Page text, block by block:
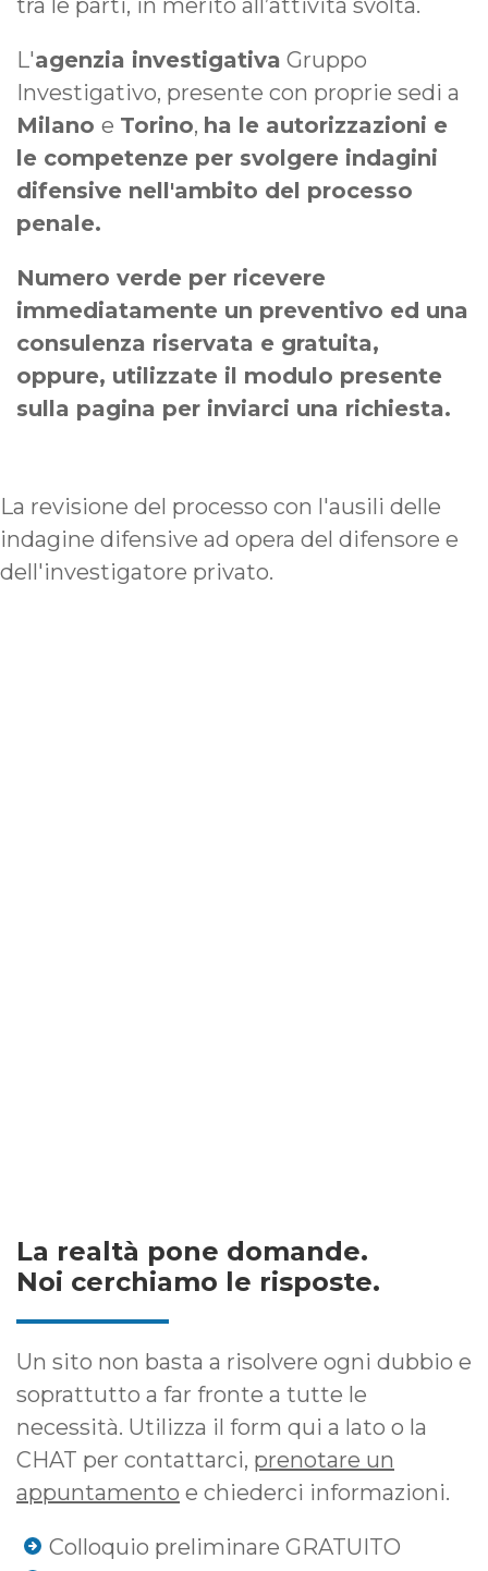
tra le parti, in merito all’attività svolta.
L'agenzia investigativa Gruppo
Investigativo, presente con proprie sedi a
Milano e Torino, ha le autorizzazioni e
le competenze per svolgere indagini
difensive nell'ambito del processo
penale.
Numero verde per ricevere
immediatamente un preventivo ed una
consulenza riservata e gratuita,
oppure, utilizzate il modulo presente
sulla pagina per inviarci una richiesta.
La revisione del processo con l'ausili delle
indagine difensive ad opera del difensore e
dell'investigatore privato.
La realtà pone domande.
Noi cerchiamo le risposte.
Un sito non basta a risolvere ogni dubbio e
soprattutto a far fronte a tutte le
necessità. Utilizza il form qui a lato o la
CHAT per contattarci, prenotare un
appuntamento e chiederci informazioni.
Colloquio preliminare GRATUITO